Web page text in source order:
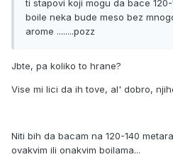
ti stapovi koji mogu da bace
boile neka bude meso bez
arome ........pozz
Jbte, pa koliko to hrane?
Vise mi lici da ih tove, al' dobro,
Niti bih da bacam na 120-140
ovakvim ili onakvim boilama...